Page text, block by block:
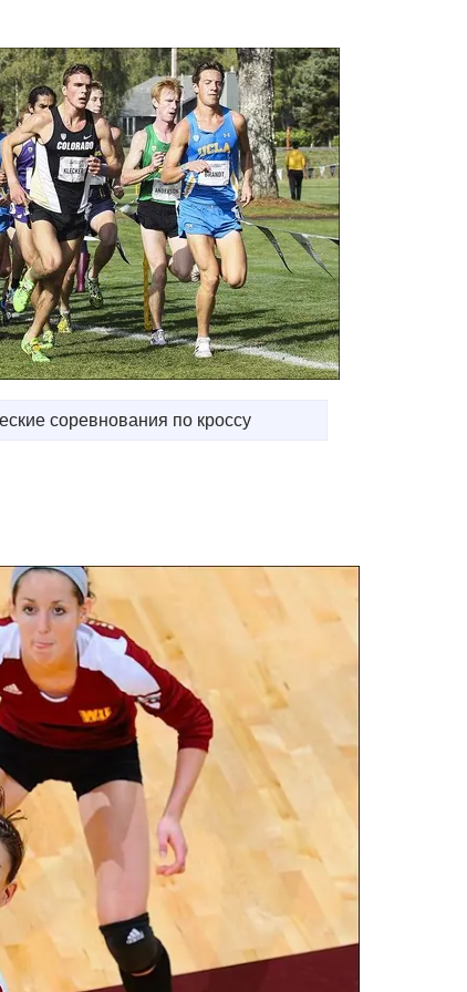
соревнования по кроссу